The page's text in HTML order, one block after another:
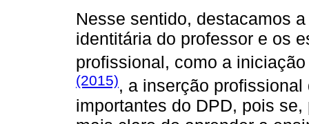
Nesse sentido, destacamos
identitária do professor e os
profissional, como a
(2015), a inserção
importantes do DPD, pois